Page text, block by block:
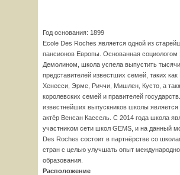
Год основания: 1899
Ecole Des Roches является одной из
пансионов Европы. Основанная
Демолином, школа успела выпустить тысячи
представителей известших семей, таких как
Хенесси, Эрме, Риччи, Мишлен, Кусто, а
королевских семей и правителей
известнейших выпускников школы является
актёр Венсан Кассель. С 2014 года школа
участником сети школ GEMS, и на данный
Des Roches состоит в партнёрстве со
стран с целью улучшать опыт
образования.
Расположение